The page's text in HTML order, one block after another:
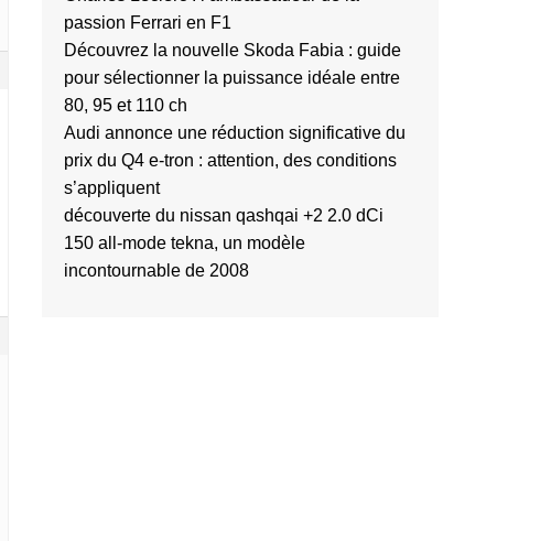
passion Ferrari en F1
Découvrez la nouvelle Skoda Fabia : guide
pour sélectionner la puissance idéale entre
80, 95 et 110 ch
Audi annonce une réduction significative du
prix du Q4 e-tron : attention, des conditions
s’appliquent
découverte du nissan qashqai +2 2.0 dCi
150 all-mode tekna, un modèle
incontournable de 2008